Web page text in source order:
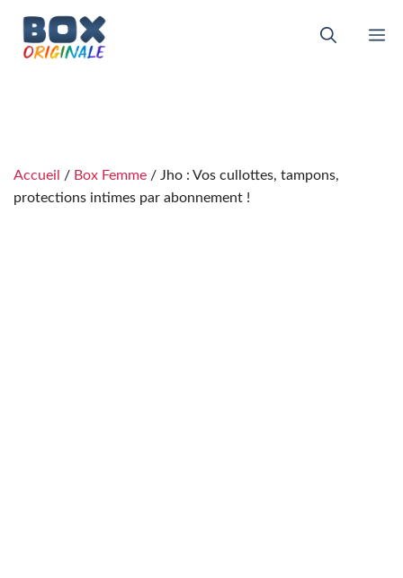
contenu
Accueil / Box Femme / Jho : Vos cullottes, tampons,
protections intimes par abonnement !